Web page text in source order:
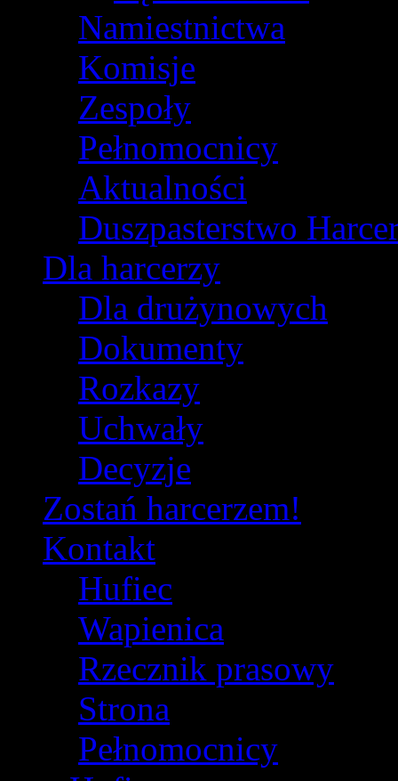
Namiestnictwa
Komisje
Zespoły
Pełnomocnicy
Aktualności
Duszpasterstwo
Dla harcerzy
Dla drużynowych
Dokumenty
Rozkazy
Uchwały
Decyzje
Zostań harcerzem!
Kontakt
Hufiec
Wapienica
Rzecznik prasowy
Strona
Pełnomocnicy